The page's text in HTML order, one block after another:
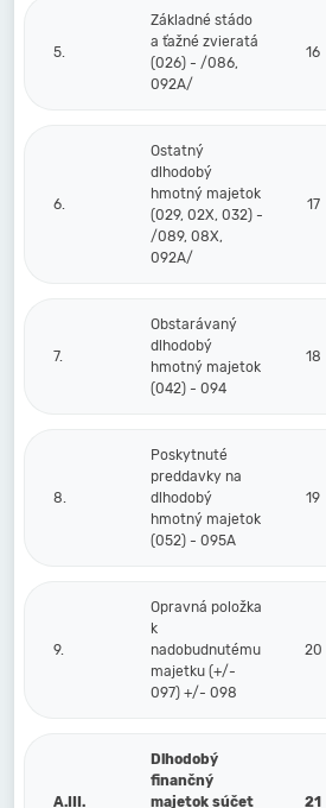
5.
Základné stádo
a ťažné zvieratá
(026) - /086,
092A/
16
6.
Ostatný
dlhodobý
hmotný majetok
(029, 02X, 032) -
/089, 08X,
092A/
17
7.
Obstarávaný
dlhodobý
hmotný majetok
(042) - 094
18
8.
Poskytnuté
preddavky na
dlhodobý
hmotný majetok
(052) - 095A
19
9.
Opravná položka
k
nadobudnutému
majetku (+/-
097) +/- 098
20
A.III.
Dlhodobý
finančný
majetok súčet
21